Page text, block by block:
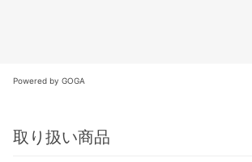
Powered by GOGA
取り扱い商品